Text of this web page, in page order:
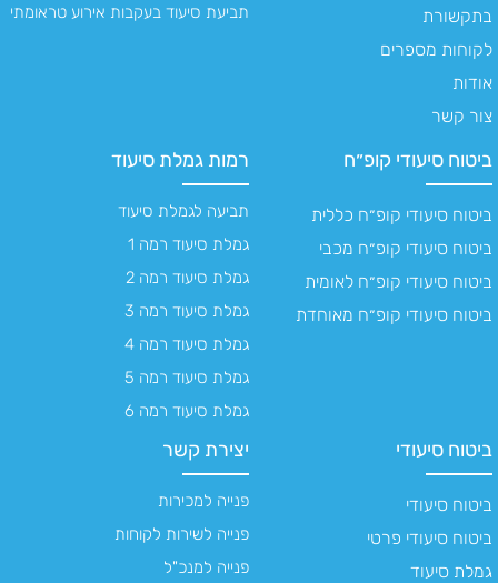
בתקשורת
לקוחות מספרים
אודות
צור קשר
תביעת סיעוד בעקבות אירוע טראומתי
ביטוח סיעודי
ביטוח סיעודי
ביטוח סיעודי פרטי
גמלת סיעוד
ביטוח סיעודי קופ״ח
ביטוח סיעודי קופ״ח כללית
ביטוח סיעודי קופ״ח מכבי
ביטוח סיעודי קופ״ח לאומית
ביטוח סיעודי קופ״ח מאוחדת
רמות גמלת סיעוד
תביעה לגמלת סיעוד
גמלת סיעוד רמה 1
גמלת סיעוד רמה 2
גמלת סיעוד רמה 3
גמלת סיעוד רמה 4
גמלת סיעוד רמה 5
גמלת סיעוד רמה 6
יצירת קשר
פנייה למכירות
פנייה לשירות לקוחות
פנייה למנכ"ל